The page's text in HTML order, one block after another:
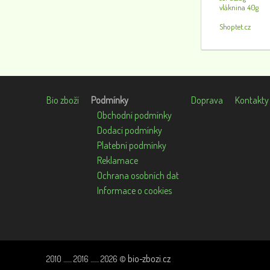
vláknina 40g
Shoptet.cz
Bio zboží
Podmínky
Obchodní podmínky
Dodací podmínky
Platební podmínky
Reklamace
Ochrana osobních dat
Informace o cookies
Doprava Kontakty
2010 ....... 2016 ....... 2026 © bio-zbozi.cz